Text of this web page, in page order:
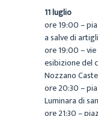
11 luglio
ore 19:00 –
a salve di
ore 19:00 –
esibizione del
Nozzano
ore 20:30 –
Luminara di
ore 21:30 –